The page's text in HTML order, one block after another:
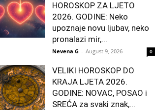
HOROSKOP ZA LJETO
2026. GODINE: Neko
upoznaje novu ljubav, neko
pronalazi mir,...
Nevena G - August 9, 2026 0
VELIKI HOROSKOP DO
KRAJA LJETA 2026.
GODINE: NOVAC, POSAO i
SREĆA za svaki znak,...